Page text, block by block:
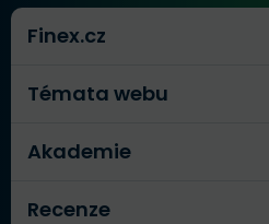
Finex.cz
Témata webu
Akademie
Recenze